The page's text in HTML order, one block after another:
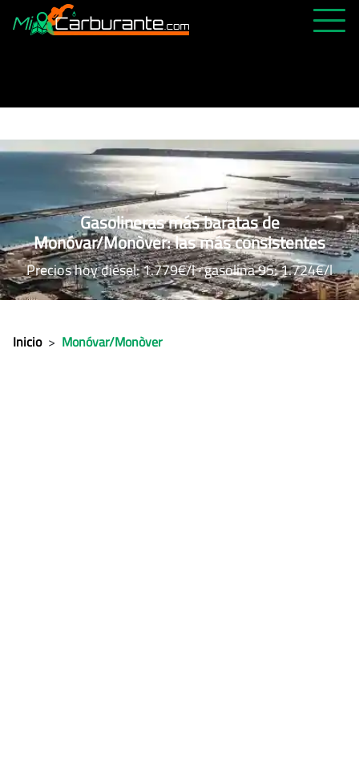
ABIERTAS 24H
ÚLTIMAS MATRÍCULAS
FAVORITAS Gasolineras más baratas de
Monóvar/Monòver: las más consistentes
Precios hoy diésel: 1.779€/l · gasolina 95: 1.724€/l
Inicio > Monóvar/Monòver